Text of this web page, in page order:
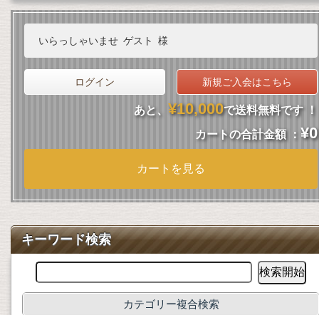
いらっしゃいませ ゲスト 様
ログイン 新規ご入会はこちら
あと、 ¥10,000で送料無料です ！
カートの合計金額 ： ¥0
カートを見る
キーワード検索
カテゴリー複合検索